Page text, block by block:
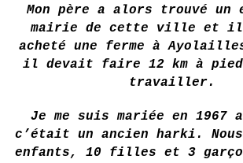
Mon père a alors trouvé un
mairie de cette ville et il
acheté une ferme à
il devait faire 12 km à
travailler.
Je me suis mariée en 1967
c’était un ancien harki. Nous
enfants, 10 filles et 3